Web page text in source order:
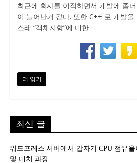
최근에 회사를 이직하면서 개발에 좀
이 늘어난거 같다. 또한 C++ 로 개발을
스레 “객체지향”에 대한
더 읽기
최신 글
워드프레스 서버에서 갑자기 CPU 점유
및 대처 과정